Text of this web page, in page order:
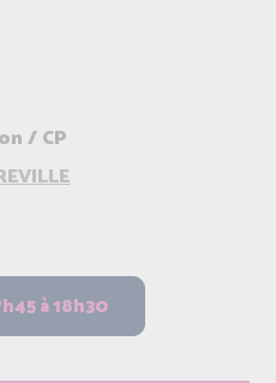
/ CP